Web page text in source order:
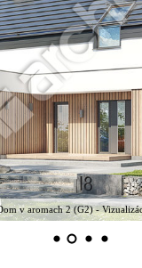
v aromach 2 (G2) -